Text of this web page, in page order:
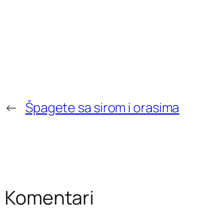
← Špagete sa sirom i orasima
Komentari